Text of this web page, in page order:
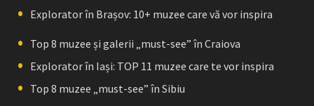
Explorator în Brașov: 10+ muzee care vă vor inspira
Top 8 muzee și galerii „must-see” în Craiova
Explorator în Iași: TOP 11 muzee care te vor inspira
Top 8 muzee „must-see” în Sibiu